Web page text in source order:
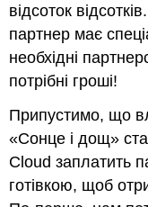
відсоток
партнер має
необхідні
потрібні гроші!
Припустимо, що
«Сонце і дощ»
Cloud заплатить
готівкою, щоб